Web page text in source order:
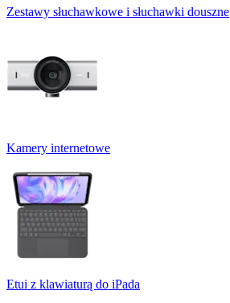
Zestawy słuchawkowe i słuchawki douszne
Kamery internetowe
Etui z klawiaturą do iPada